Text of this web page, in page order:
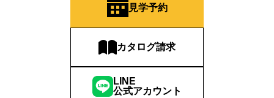
見学予約
カタログ請求
LINE
公式アカウント